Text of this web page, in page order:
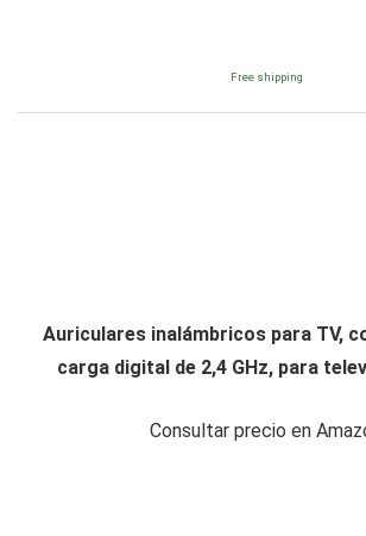
Free shipping
Auriculares inalámbricos para TV,
carga digital de 2,4 GHz, para
Consultar precio en